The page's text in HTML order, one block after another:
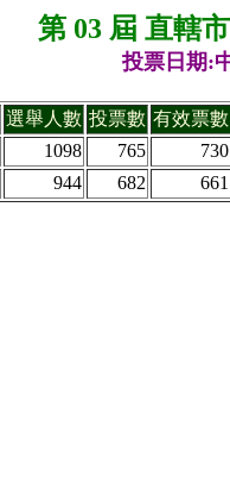
第 03 屆 直轄
投票日期:
選舉人數 投票數 有效票數
1098 765
730
944 682 661